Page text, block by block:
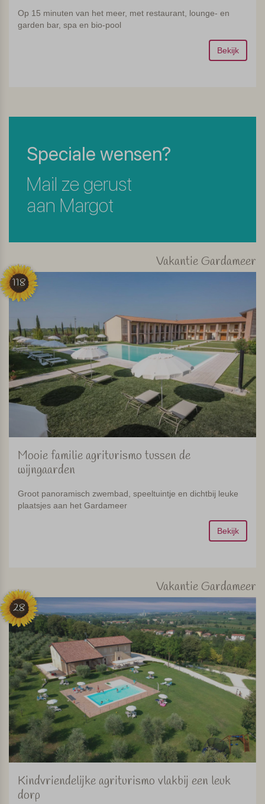
Op 15 minuten van het meer, met restaurant, lounge- en
garden bar, spa en bio-pool
Bekijk
Speciale wensen?
Mail ze gerust
aan Margot
Vakantie Gardameer
118
Mooie familie agriturismo tussen de
wijngaarden
Groot panoramisch zwembad, speeltuintje en dichtbij leuke
plaatsjes aan het Gardameer
Bekijk
Vakantie Gardameer
28
Kindvriendelijke agriturismo vlakbij een leuk
dorp